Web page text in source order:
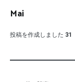
Mai
投稿を作成しました 31